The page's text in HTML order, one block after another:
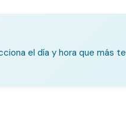
Análisis
el día y hora que más te